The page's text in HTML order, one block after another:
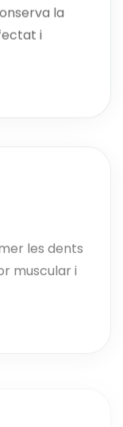
la
i
les dents
muscular i